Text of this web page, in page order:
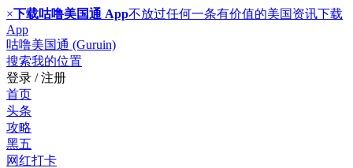
×下载咕噜美国通 App不放过任何一条有价值的美国资讯下载
App
咕噜美国通 (Guruin)
搜索我的位置
登录 / 注册
首页
头条
攻略
黑五
网红打卡